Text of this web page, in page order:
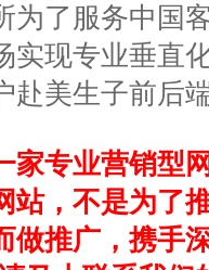
为了服务中国
实现专业垂直
赴美生子前后
家专业营销型
站，不是为了
做推广，携手